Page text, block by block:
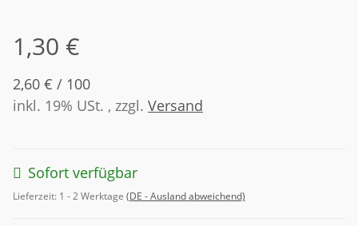
1,30 €
2,60 € / 100
inkl. 19% USt. , zzgl. Versand
Sofort verfügbar
Lieferzeit: 1 - 2 Werktage (DE - Ausland abweichend)